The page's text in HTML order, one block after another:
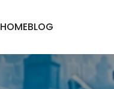
HOMEBLOG